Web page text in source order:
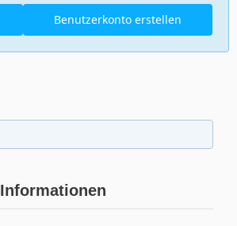
Benutzerkonto erstellen